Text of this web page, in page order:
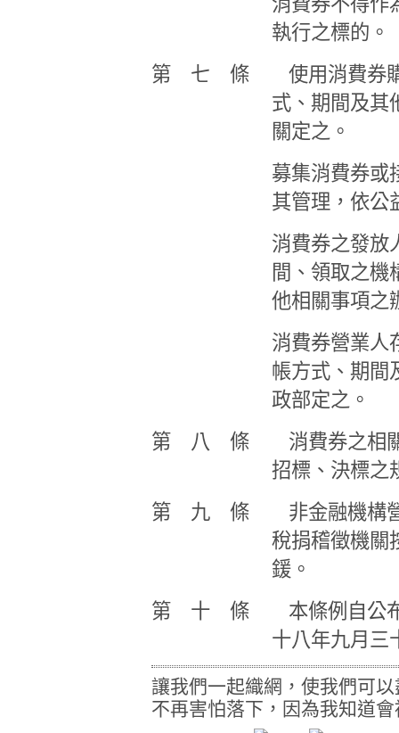
執行之標的。
第 七 條 使用消費券購
式、期間及其
關定之。
募集消費券或
其管理，依公
消費券之發放
間、領取之機
他相關事項之
消費券營業人
帳方式、期間
政部定之。
第 八 條 消費券之相關
招標、決標之
第 九 條 非金融機構營
稅捐稽徵機關
鍰。
第 十 條 本條例自公布
十八年九月三
讓我們一起織網，使我們可
不再害怕落下，因為我知道